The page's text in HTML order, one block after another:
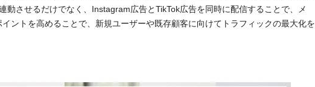
動させるだけでなく、Instagram広告とTikTok広告を同時に配信することで、メ
ントを高めることで、新規ユーザーや既存顧客に向けてトラフィックの最大化を